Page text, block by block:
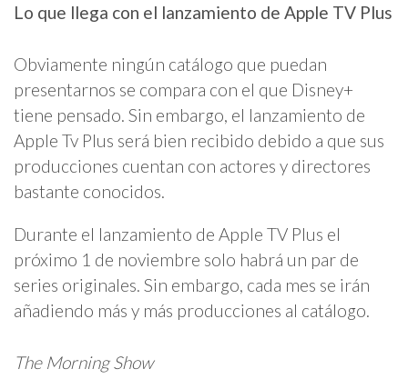
Lo que llega con el lanzamiento de Apple TV Plus
Obviamente ningún catálogo que puedan
presentarnos se compara con el que Disney+
tiene pensado. Sin embargo, el lanzamiento de
Apple Tv Plus será bien recibido debido a que sus
producciones cuentan con actores y directores
bastante conocidos.
Durante el lanzamiento de Apple TV Plus el
próximo 1 de noviembre solo habrá un par de
series originales. Sin embargo, cada mes se irán
añadiendo más y más producciones al catálogo.
The Morning Show